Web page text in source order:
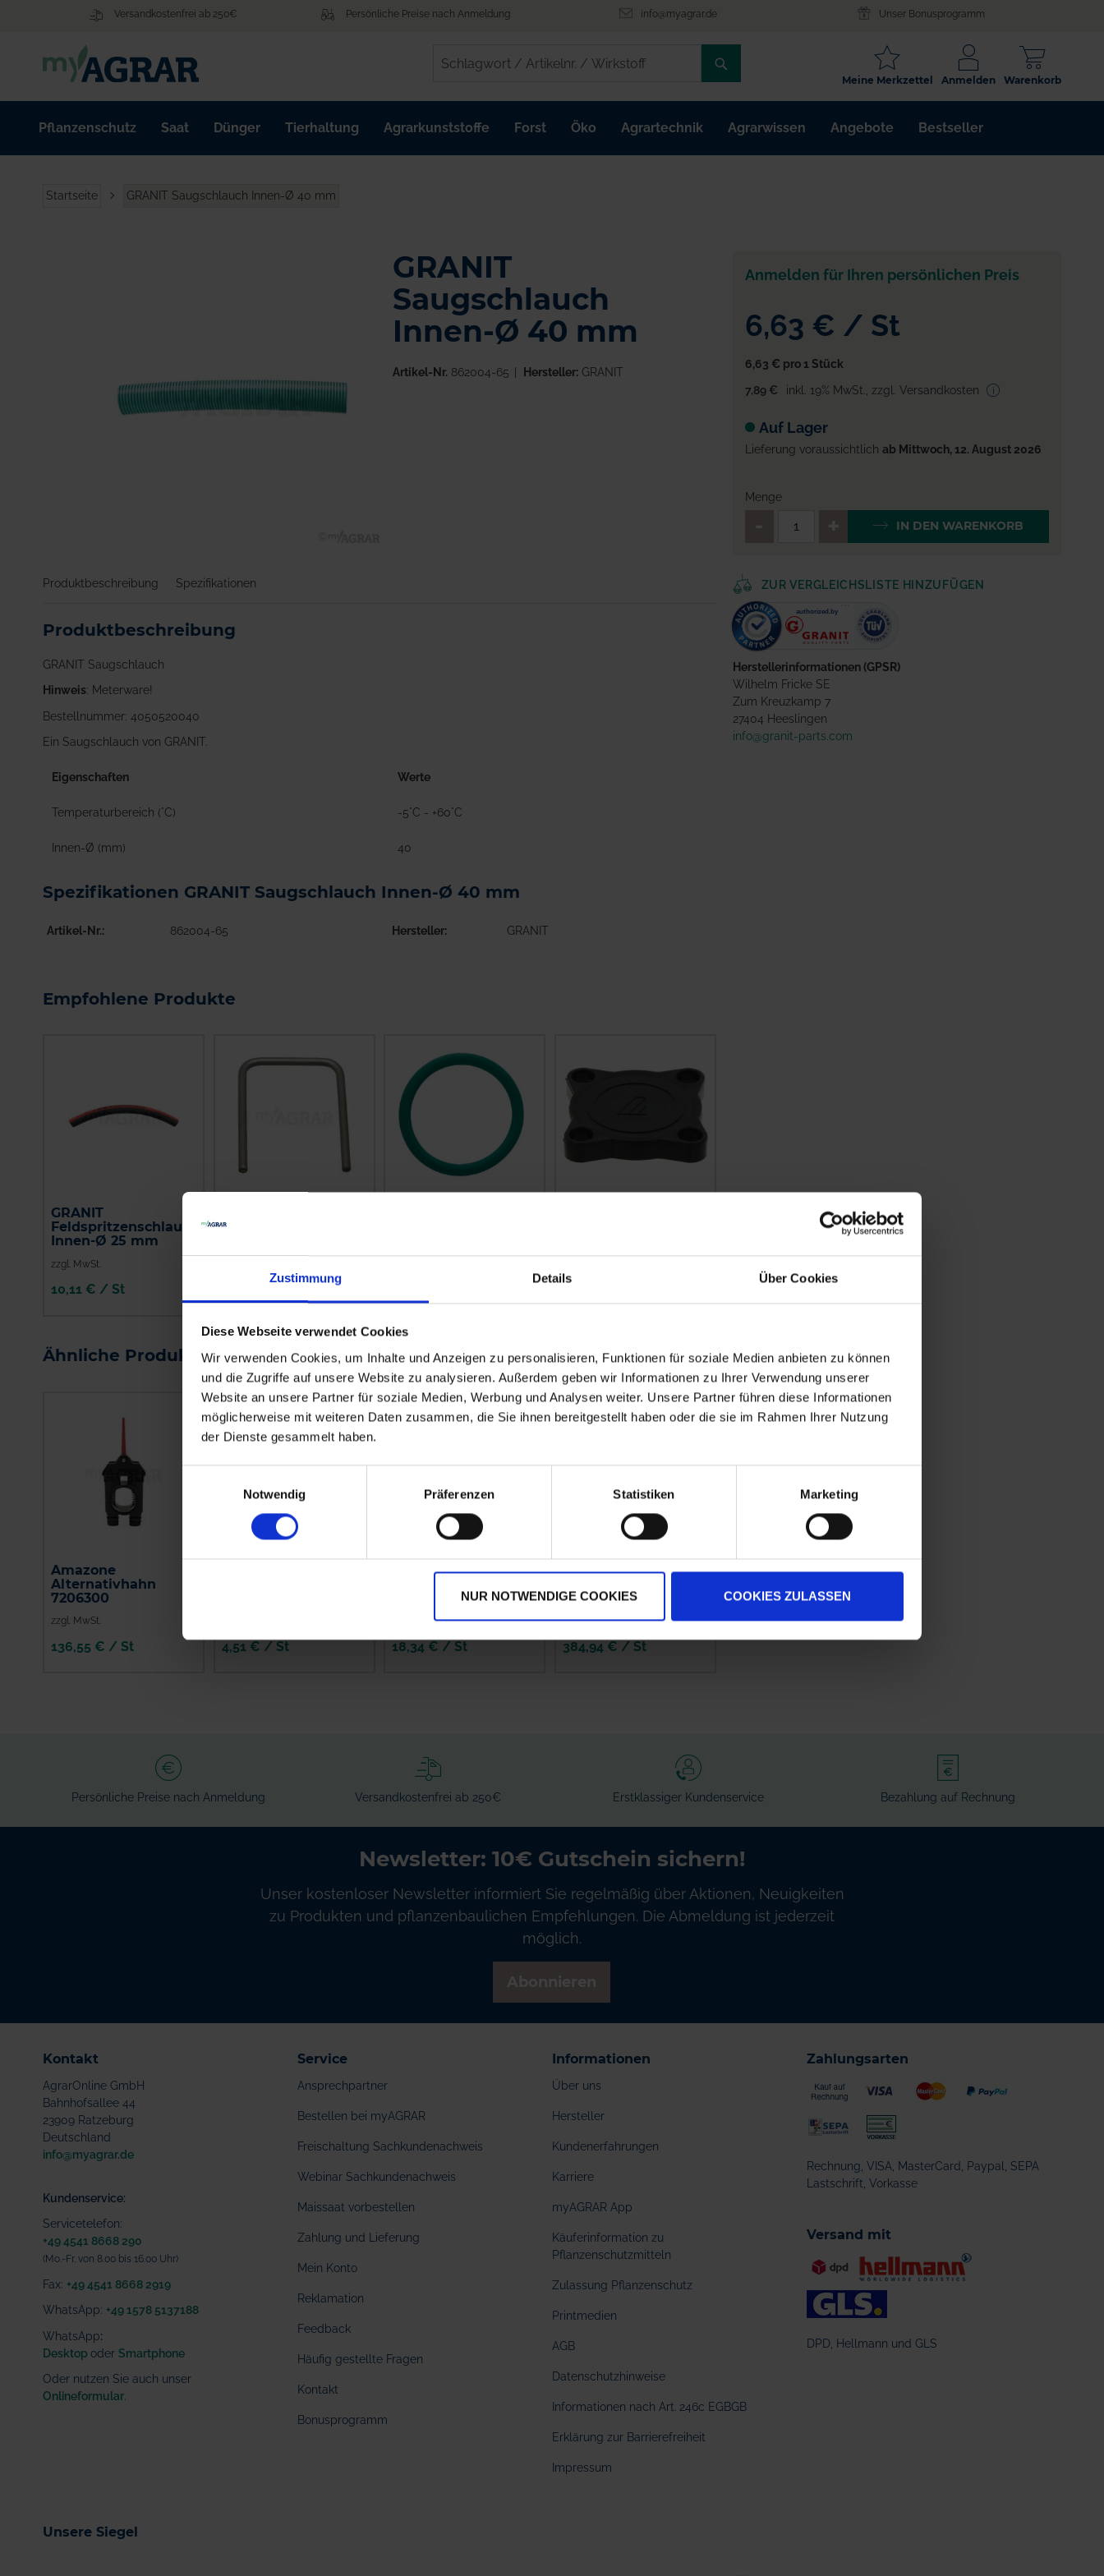
Zustimmung Details Über Cookies
Diese Webseite verwendet Cookies
Wir verwenden Cookies, um Inhalte und Anzeigen zu personalisieren, Funktionen für soziale Medien anbieten zu können
und die Zugriffe auf unsere Website zu analysieren. Außerdem geben wir Informationen zu Ihrer Verwendung unserer
Website an unsere Partner für soziale Medien, Werbung und Analysen weiter. Unsere Partner führen diese Informationen
möglicherweise mit weiteren Daten zusammen, die Sie ihnen bereitgestellt haben oder die sie im Rahmen Ihrer Nutzung
der Dienste gesammelt haben.
Notwendig
Präferenzen Statistiken Marketing
NUR NOTWENDIGE COOKIES COOKIES ZULASSEN
Versandkostenfrei ab 250€ Persönliche Preise nach Anmeldung info@myagrar.de Unser Bonusprogramm
/
ARTIKELNR.
/
Warenkorb
Anmelden
Meine Merkzettel
Pflanzenschutz Saat Dünger Tierhaltung Agrarkunststoffe Forst Öko Agrartechnik Agrarwissen Angebote Bestseller
Startseite GRANIT Saugschlauch Innen-Ø 40 mm
der
springen
GRANIT
Saugschlauch
Innen-Ø 40 mm
Artikel-Nr. 862004-65 Hersteller:GRANIT
Produktbeschreibung Spezifikationen
Produktbeschreibung
GRANIT Saugschlauch
Hinweis: Meterware!
Bestellnummer: 4050520040
Ein Saugschlauch von GRANIT.
Eigenschaften Werte
Temperaturbereich (°C) -5°C - +60°C
Innen-Ø (mm) 40
Spezifikationen GRANIT Saugschlauch Innen-Ø 40 mm
Artikel-Nr. 862004-65 Hersteller GRANIT
Empfohlene Produkte
GRANIT
Feldspritzenschlauch
Innen-Ø 25 mm
zzgl. MwSt.
10,11 € / St
ARAG Steckbügel
WARENKORB
Ähnliche Produkte
Amazone
Alternativhahn
7206300
zzgl. MwSt.
136,55 € / St 4,51 € / St
Amazone Schlauch, 1
zzgl. MwSt.
18,34 € / St
Kverneland
zzgl. MwSt.
384,94 € / St
Anmelden für Ihren persönlichen Preis
6,63 € / St
6,63 € pro 1 Stück
7,89 €
inkl. 19% MwSt. zzgl. Versandkosten
Auf Lager
Lieferung voraussichtlich ab Mittwoch, 12. August 2026
Menge
QTY_CONTROL_DECREASE
IN DEN WARENKORB
ZUR VERGLEICHSLISTE HINZUFÜGEN
Herstellerinformationen (GPSR)
Wilhelm Fricke SE
Zum Kreuzkamp 7
27404 Heeslingen
info@granit-parts.com
Persönliche Preise nach Anmeldung Versandkostenfrei ab 250€ Erstklassiger Kundenservice Bezahlung auf Rechnung
Newsletter: 10€ Gutschein sichern!
Unser kostenloser Newsletter informiert Sie regelmäßig über Aktionen, Neuigkeiten
zu Produkten und pflanzenbaulichen Empfehlungen. Die Abmeldung ist jederzeit
möglich.
Kontakt
AgrarOnline GmbH
Bahnhofsallee 44
23909 Ratzeburg
Deutschland
info@myagrar.de
Kundenservice:
Servicetelefon:
+49 4541 8668 290
(Mo.-Fr. von 8.00 bis 16.00 Uhr)
Fax: +49 4541 8668 2919
WhatsApp: +49 1578 5137188
WhatsApp:
Desktop oder Smartphone
Oder nutzen Sie auch unser
Onlineformular
Service
Ansprechpartner
Bestellen bei myAGRAR
Freischaltung Sachkundenachweis
Webinar Sachkundenachweis
Maissaat vorbestellen
Zahlung und Lieferung
Mein Konto
Reklamation
Feedback
Häufig gestellte Fragen
Kontakt
Bonusprogramm
Informationen
Über uns
Hersteller
Kundenerfahrungen
Karriere
myAGRAR App
Käuferinformation zu
Pflanzenschutzmitteln
Zulassung Pflanzenschutz
Printmedien
AGB
Datenschutzhinweise
Informationen nach Art. 246c EGBGB
Erklärung zur Barrierefreiheit
Impressum
Zahlungsarten
Rechnung, VISA, MasterCard, Paypal, SEPA
Lastschrift, Vorkasse
Versand mit
DPD, Hellmann und GLS
Unsere Siegel